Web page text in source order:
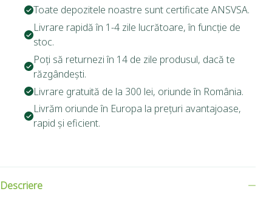
Toate depozitele noastre sunt certificate ANSVSA.
Livrare rapidă în 1-4 zile lucrătoare, în funcție de
stoc.
Poți să returnezi în 14 de zile produsul, dacă te
răzgândești.
Livrare gratuită de la 300 lei, oriunde în România.
Livrăm oriunde în Europa la prețuri avantajoase,
rapid și eficient.
Descriere